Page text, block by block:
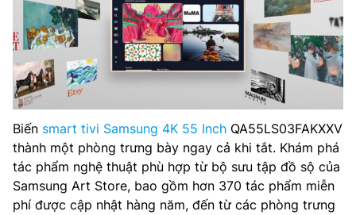
Biến smart tivi Samsung 4K 55 Inch QA55LS03FAKXXV
thành một phòng trưng bày ngay cả khi tắt. Khám phá
tác phẩm nghệ thuật phù hợp từ bộ sưu tập đồ sộ của
Samsung Art Store, bao gồm hơn 370 tác phẩm miễn
phí được cập nhật hàng năm, đến từ các phòng trưng